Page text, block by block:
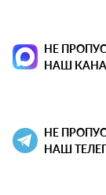
НЕ
НАШ
НЕ
НАШ